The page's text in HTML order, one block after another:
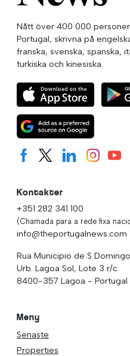
Nått över 400 000
Portugal, skrivna på
franska, svenska, spanska,
turkiska och kinesiska.
Kontakter
+351 282 341 100
(Chamada para a rede fixa
info@theportugalnews.com
Rua Municipio de S
Urb. Lagoa Sol, Lote 3 r/c
8400-357 Lagoa - Portugal
Meny
Senaste
Properties